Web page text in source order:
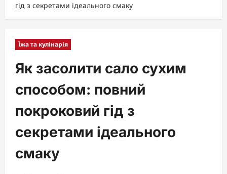
гід з секретами ідеального смаку
Їжа та кулінарія
Як засолити сало сухим
способом: повний
покроковий гід з
секретами ідеального
смаку